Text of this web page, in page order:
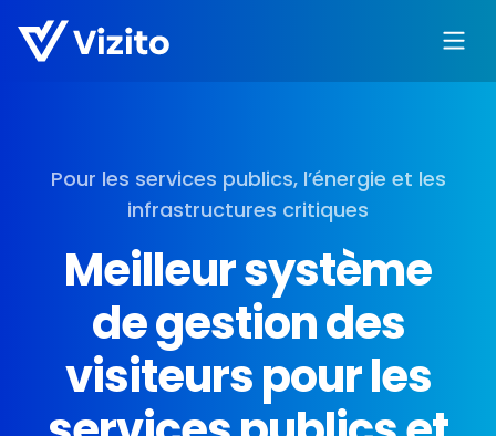
Pour les services publics, l’énergie et les
infrastructures critiques
Meilleur système
de gestion des
visiteurs pour les